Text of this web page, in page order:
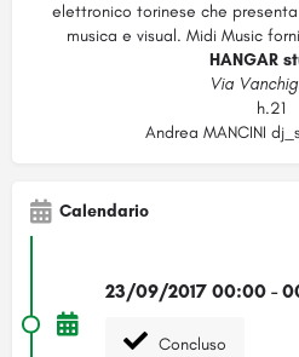
elettronico torinese che
musica e visual. Midi Music
HANGAR
Via
h.21
Andrea MANCINI
Calendario
23/09/2017 00:00 -
Concluso